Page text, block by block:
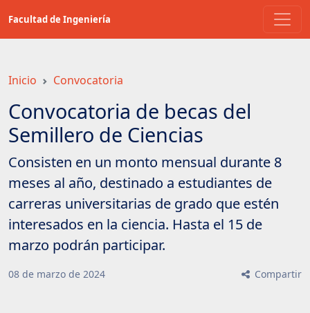
contenido
Facultad de Ingeniería
Inicio Convocatoria
Convocatoria de becas del
Semillero de Ciencias
Consisten en un monto mensual durante 8
meses al año, destinado a estudiantes de
carreras universitarias de grado que estén
interesados en la ciencia. Hasta el 15 de
marzo podrán participar.
08 de marzo de 2024 Compartir